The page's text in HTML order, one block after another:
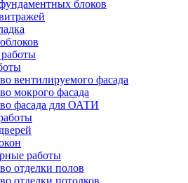
блоков
вентилируемого фасада
мокрого фасада
фасада для ОАТИ
работы
отделки полов
отделки потолков